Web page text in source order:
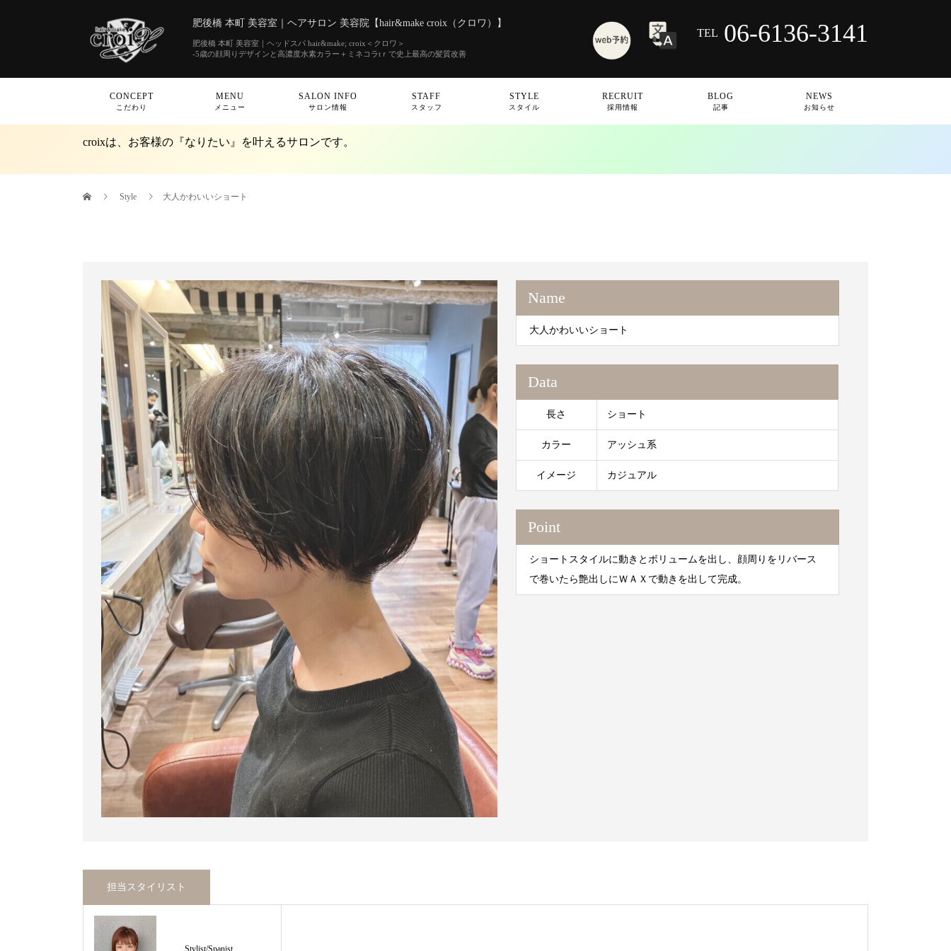
肥後橋 本町 美容室｜ヘアサロン 美容院【hair&make croix（クロワ）】
肥後橋 本町 美容室｜ヘッドスパ hair&make; croix＜クロワ＞
-5歳の顔周りデザインと高濃度水素カラー＋ミネコラtｒで史上最高の髪質改善
TEL 06-6136-3141
CONCEPT
こだわり
MENU
メニュー
SALON INFO
サロン情報
STAFF
スタッフ
STYLE
スタイル
RECRUIT
採用情報
BLOG
記事
NEWS
お知らせ
croixは、お客様の『なりたい』を叶えるサロンです。
Style 大人かわいいショート
Name
大人かわいいショート
Data
長さ ショート
カラー アッシュ系
イメージ カジュアル
Point
ショートスタイルに動きとボリュームを出し、顔周りをリバース
で巻いたら艶出しにＷＡＸで動きを出して完成。
担当スタイリスト
Stylist/Spanist